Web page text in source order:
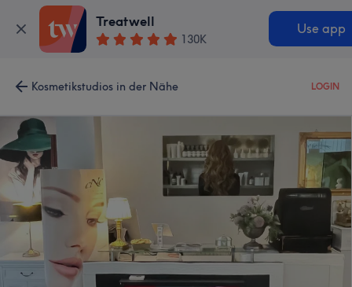
Treatwell
130K
Use app
Kosmetikstudios in der Nähe LOGIN